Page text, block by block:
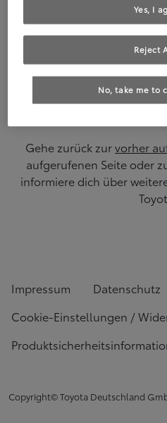
Hier geht's
Die angeforderte Seite
Gehe zurück zurvorher
aufgerufenen Seite oder
informiere dich über
Impressum Datenschutz
Cookie-Einstellungen /
Copyright© Toyota Deutschland
No, take me to
Reject
Yes, I